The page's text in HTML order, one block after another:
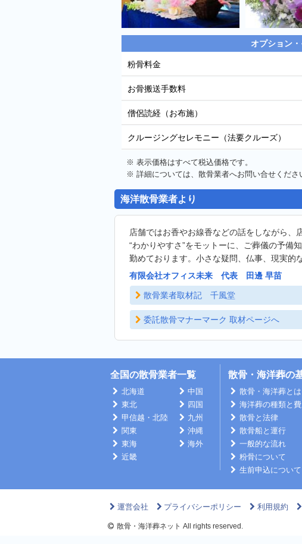
オプション
粉骨料金
お骨搬送手数料
僧侶読経（お布施）
クルージングセレモニー（法要クルーズ）
※ 表示価格はすべて税込価格です。
※ 詳細については、散骨業者へお問い合せくださ
海洋散骨業者より
店舗ではお香やお線香などの話をしながら、
“わかりやすさ”をモットーに、ご葬儀の予備
勤めております。小さな疑問、仏事、現実的
有限会社オフィス未来 代表 田邊 早苗
散骨業者取材記 千風堂
委託散骨マナーマーク 取材ページへ
全国の散骨業者一覧
北海道
東北
甲信越・北陸
関東
東海
近畿
中国
四国
九州
沖縄
海外
散骨・海洋葬の
散骨・海洋葬とは
海洋葬の種類と費
散骨と法律
散骨船と運行
一般的な流れ
粉骨について
生前申込について
運営会社 プライバシーポリシー 利用規約
散骨・海洋葬ネット All rights reserved.